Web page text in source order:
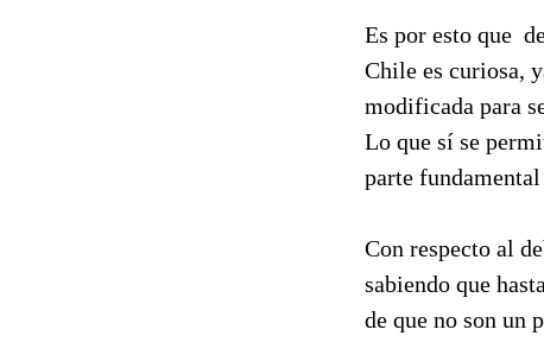
Es por esto que
Chile es curiosa,
modificada para
Lo que sí se
parte
Con respecto al
sabiendo que
de que no son un